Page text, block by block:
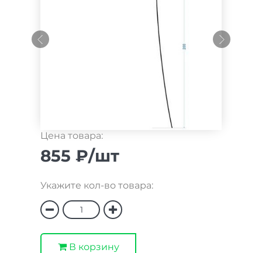
Цена товара:
855 ₽/шт
Укажите кол-во товара:
В корзину